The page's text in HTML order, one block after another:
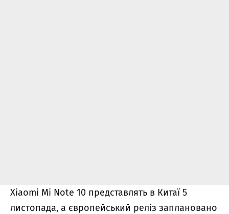
Xiaomi Mi Note 10 представлять в Китаї 5
листопада, а європейський реліз заплановано